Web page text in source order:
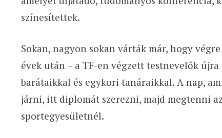
színesítettek.
Sokan, nagyon sokan várták már, hogy
évek után – a TF-en végzett testnevelők
barátaikkal és egykori tanáraikkal. A nap,
járni, itt diplomát szerezni, majd megtenni
sportegyesületnél.